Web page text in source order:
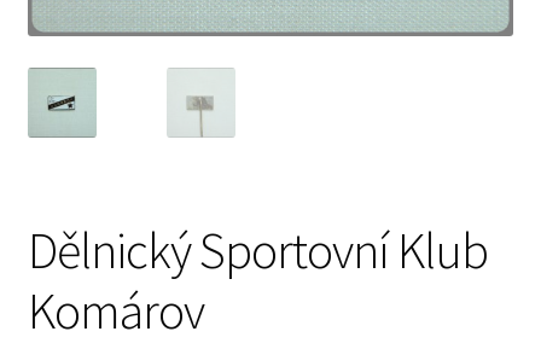
Dělnický Sportovní Klub
Komárov